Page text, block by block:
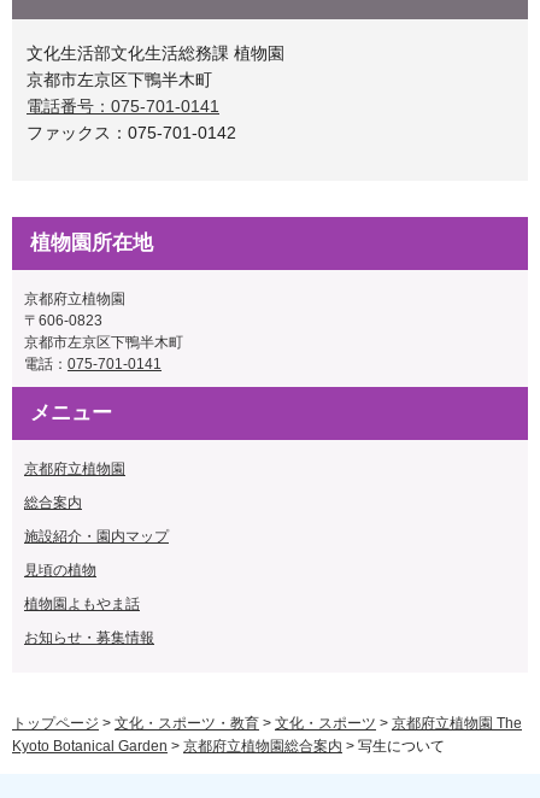
文化生活部文化生活総務課 植物園
京都市左京区下鴨半木町
電話番号：075-701-0141
ファックス：075-701-0142
植物園所在地
京都府立植物園
〒606-0823
京都市左京区下鴨半木町
電話： 075-701-0141
メニュー
京都府立植物園
総合案内
施設紹介・園内マップ
見頃の植物
植物園よもやま話
お知らせ・募集情報
トップページ > 文化・スポーツ・教育 > 文化・スポーツ > 京都府立植物園 The
Kyoto Botanical Garden > 京都府立植物園総合案内 > 写生について